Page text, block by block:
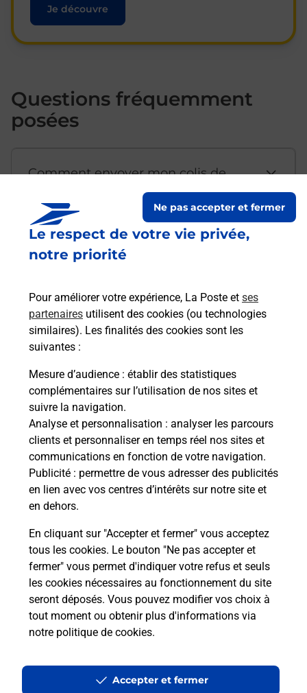
Le respect de votre vie privée,
notre priorité
Pour améliorer votre expérience, La Poste et ses
partenaires utilisent des cookies (ou technologies
similaires). Les finalités des cookies sont les
suivantes :
Mesure d’audience : établir des statistiques
complémentaires sur l’utilisation de nos sites et
suivre la navigation.
Analyse et personnalisation : analyser les parcours
clients et personnaliser en temps réel nos sites et
communications en fonction de votre navigation.
Publicité : permettre de vous adresser des publicités
en lien avec vos centres d’intérêts sur notre site et
en dehors.
En cliquant sur "Accepter et fermer" vous acceptez
tous les cookies. Le bouton "Ne pas accepter et
fermer" vous permet d'indiquer votre refus et seuls
les cookies nécessaires au fonctionnement du site
seront déposés. Vous pouvez modifier vos choix à
tout moment ou obtenir plus d'informations via
notre politique de cookies.
Ne pas accepter et fermer
Accepter et fermer
Je découvre
Questions fréquemment
posées
Comment envoyer mon colis de
Est-il possible d’acheter un
emballage directement depuis un
Comment demander une
modification de livraison ?
Comment La Poste participe-t-elle
à votre sécurité au quotidien ?
Puis-je passer mon code de la route
avec La Poste et sous quelles
conditions ?
Localiser Liste Moselle RICHEMONT
Accessibilité : partiellement conforme